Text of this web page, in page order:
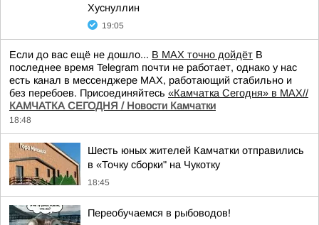
Хуснуллин
19:05
Если до вас ещё не дошло... В MAX точно дойдёт В
последнее время Telegram почти не работает, однако у нас
есть канал в мессенджере MAX, работающий стабильно и
без перебоев. Присоединяйтесь «Камчатка Сегодня» в MAX//
КАМЧАТКА СЕГОДНЯ / Новости Камчатки
18:48
Шесть юных жителей Камчатки отправились
в «Точку сборки" на Чукотку
18:45
Переобучаемся в рыбоводов!